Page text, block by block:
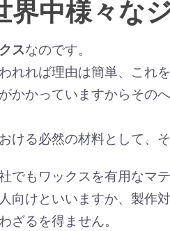
界中様々な
スなのです。
れれば理由は簡単、これ
かかっていますからその
ける必然の材料として、
でもワックスを有用なマ
向けといいますか、製作
ざるを得ません。